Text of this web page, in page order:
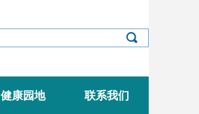
健康园地 联系我们
끠